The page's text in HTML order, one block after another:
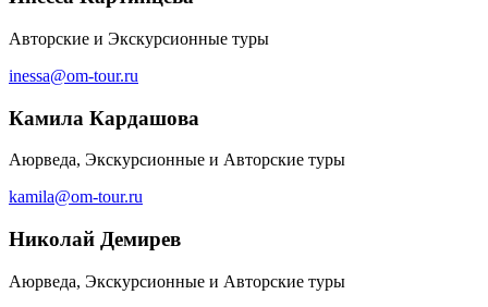
Авторские и Экскурсионные туры
inessa@om-tour.ru
Камила Кардашова
Аюрведа, Экскурсионные и Авторские туры
kamila@om-tour.ru
Николай Демирев
Аюрведа, Экскурсионные и Авторские туры